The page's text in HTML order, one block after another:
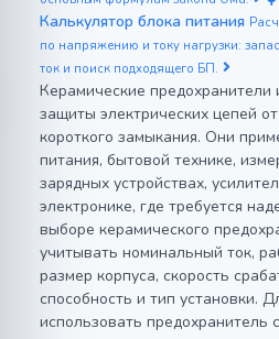
Калькулятор блока питания
по напряжению и току нагрузки:
ток и поиск подходящего БП.
Керамические предохранители
защиты электрических цепей
короткого замыкания. Они
питания, бытовой технике,
зарядных устройствах,
электронике, где требуется
выборе керамического
учитывать номинальный ток,
размер корпуса, скорость
способность и тип установки.
использовать предохранитель